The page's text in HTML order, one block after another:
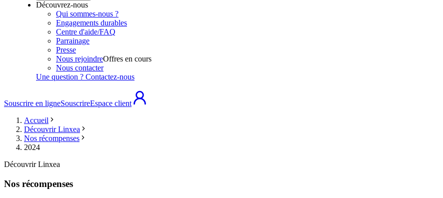
Découvrez-nous
Qui sommes-nous ?
Engagements durables
Centre d'aide/FAQ
Parrainage
Presse
Nous rejoindreOffres en cours
Nous contacter
Une question ? Contactez-nous
Souscrire en ligneSouscrireEspace client
Accueil
Découvrir Linxea
Nos récompenses
2024
Découvrir Linxea
Nos récompenses